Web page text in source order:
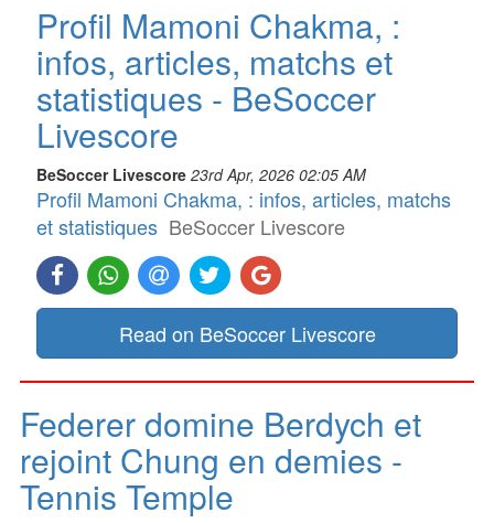
Profil Mamoni Chakma, :
infos, articles, matchs et
statistiques - BeSoccer
Livescore
BeSoccer Livescore 23rd Apr, 2026 02:05 AM
Profil Mamoni Chakma, : infos, articles, matchs
et statistiques BeSoccer Livescore
Read on BeSoccer Livescore
Federer domine Berdych et
rejoint Chung en demies -
Tennis Temple